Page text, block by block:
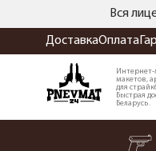
Вся
ДоставкаОплата
макетов,
для
Быстрая
Беларусь.